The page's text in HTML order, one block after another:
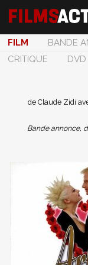
FILM BANDE
CRITIQUE
de Claude Zidi
Bande annonce,